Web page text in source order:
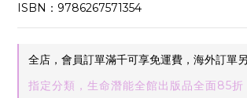
ISBN：9786267571354
全店，會員訂單滿千可享免運費，海外訂單
指定分類，生命潛能全館出版品全面85折